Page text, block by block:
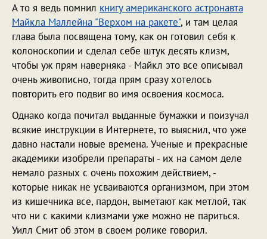
А то я ведь помнил книгу американского астронавта
Майкла Маллейна "Верхом на ракете", и там целая
глава была посвящена тому, как он готовил себя к
колоноскопии и сделал себе штук десять клизм,
чтобы уж прям наверняка - Майкл это все описывал
очень живописно, тогда прям сразу хотелось
повторить его подвиг во имя освоения космоса.
Однако когда почитал выданные бумажки и поизучал
всякие инструкции в Интернете, то выяснил, что уже
давно настали новые времена. Ученые и прекрасные
академики изобрели препараты - их на самом деле
немало разных с очень похожим действием, -
которые никак не усваиваются организмом, при этом
из кишечника все, пардон, выметают как метлой, так
что ни с какими клизмами уже можно не париться.
Уилл Смит об этом в своем ролике говорил.